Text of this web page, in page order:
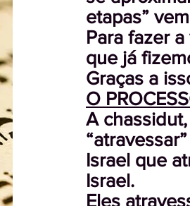
etapas”
Para fazer
que já
Graças a
O
A
Israel que
Israel.
Eles